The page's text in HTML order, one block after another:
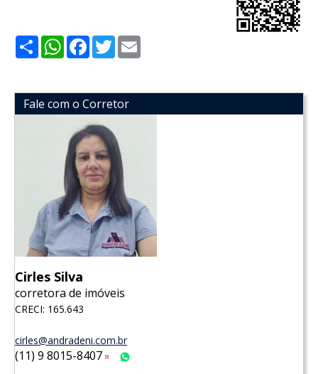
ShareWhatsApp
Facebook
Twitter
Fale com o Corretor
Cirles Silva
corretora de imóveis
CRECI: 165.643
cirles@andradeni.com.br
(11) 9 8015-8407 Tim